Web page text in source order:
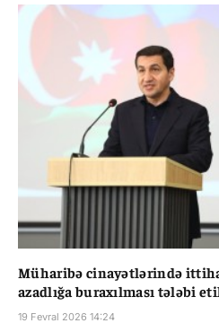
Müharibə cinayətlərində
azadlığa buraxılması tələbi
19 Fevral 2026 14:24